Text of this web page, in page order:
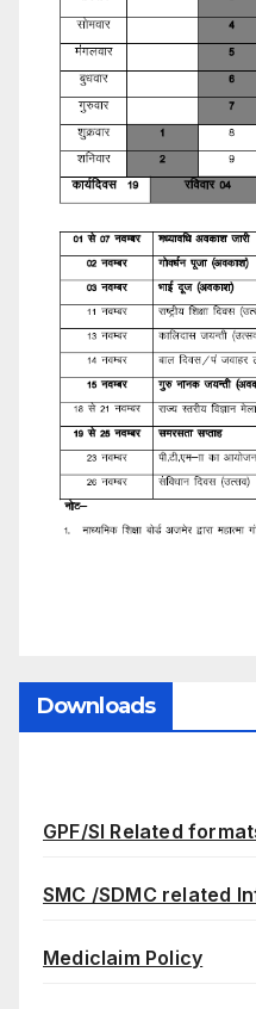
Downloads
GPF/SI Related
SMC /SDMC related
Mediclaim Policy